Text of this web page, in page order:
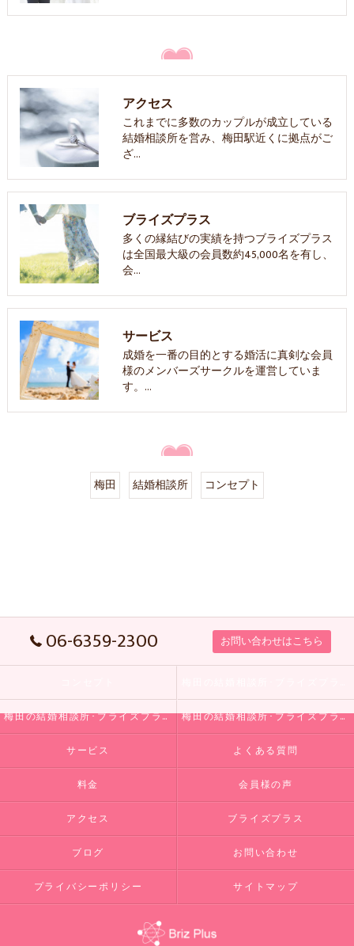
アクセス
これまでに多数のカップルが成立している
結婚相談所を営み、梅田駅近くに拠点がご
ざ…
ブライズプラス
多くの縁結びの実績を持つブライズプラス
は全国最大級の会員数約45,000名を有し、
会…
サービス
成婚を一番の目的とする婚活に真剣な会員
様のメンバーズサークルを運営していま
す。…
梅田 結婚相談所 コンセプト
06-6359-2300 お問い合わせはこちら
梅田の結婚相談所･ブライズプラスの評判 梅田の結婚相談所･ブライズプラスのお客様の声
サービス よくある質問
料金 会員様の声
アクセス ブライズプラス
ブログ お問い合わせ
プライバシーポリシー サイトマップ